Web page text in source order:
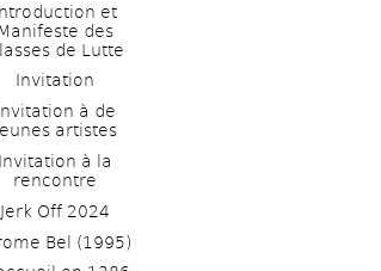
et
Manifeste des
de Lutte
Invitation
à de
artistes
Invitation à la
rencontre
Jerk Off 2024
Bel (1995)